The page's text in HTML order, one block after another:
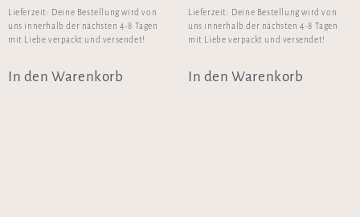
Lieferzeit: Deine Bestellung wird von
uns innerhalb der nächsten 4-8 Tagen
mit Liebe verpackt und versendet!
In den Warenkorb
Lieferzeit: Deine Bestellung wird von
uns innerhalb der nächsten 4-8 Tagen
mit Liebe verpackt und versendet!
In den Warenkorb